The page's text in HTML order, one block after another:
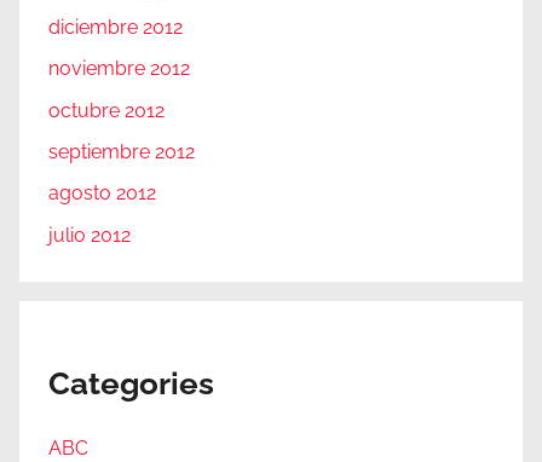
diciembre 2012
noviembre 2012
octubre 2012
septiembre 2012
agosto 2012
julio 2012
Categories
ABC